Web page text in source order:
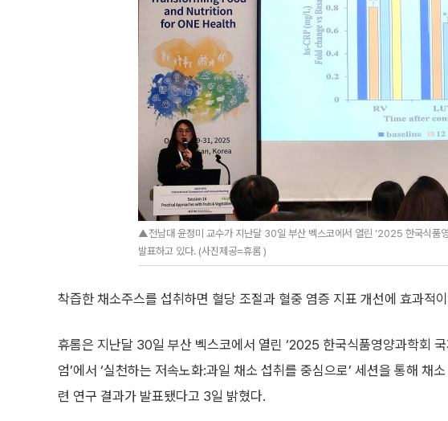
▲전남대 윤정미 교수가 지난달 30일 부산 벡스코에서 열린 ‘2025 한국식품
발표하고 있다. (사진제공=휴롬 )
착즙한 채소주스를 섭취하면 혈당 조절과 혈중 염증 지표 개선에 효과적
휴롬은 지난달 30일 부산 벡스코에서 열린 ‘2025 한국식품영양과학회 국
엄’에서 ‘실천하는 저속노화:과일 채소 섭취를 중심으로’ 세션을 통해 채
련 연구 결과가 발표됐다고 3일 밝혔다.